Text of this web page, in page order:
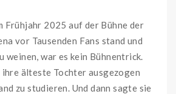
Frühjahr 2025 auf der Bühne der
vor Tausenden Fans stand und
weinen, war es kein Bühnentrick.
ihre älteste Tochter ausgezogen
zu studieren. Und dann sagte sie